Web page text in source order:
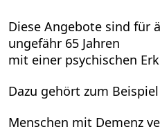
Diese Angebote sind für
ungefähr 65 Jahren
mit einer psychischen
Dazu gehört zum
Menschen mit Demenz